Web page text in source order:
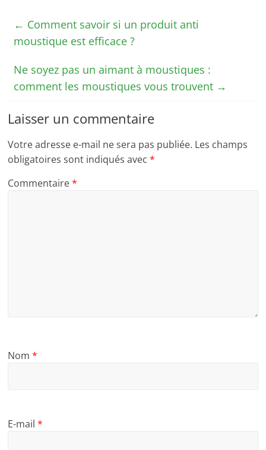
← Comment savoir si un produit anti
moustique est efficace ?
Ne soyez pas un aimant à moustiques :
comment les moustiques vous trouvent →
Laisser un commentaire
Votre adresse e-mail ne sera pas publiée. Les champs
obligatoires sont indiqués avec*
Commentaire*
Nom*
E-mail*